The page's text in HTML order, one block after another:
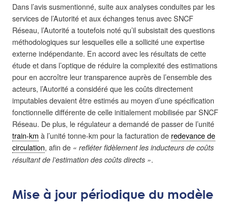
Dans l’avis susmentionné, suite aux analyses conduites par les
services de l’Autorité et aux échanges tenus avec SNCF
Réseau, l’Autorité a toutefois noté qu’il subsistait des questions
méthodologiques sur lesquelles elle a sollicité une expertise
externe indépendante. En accord avec les résultats de cette
étude et dans l’optique de réduire la complexité des estimations
pour en accroître leur transparence auprès de l’ensemble des
acteurs, l’Autorité a considéré que les coûts directement
imputables devaient être estimés au moyen d’une spécification
fonctionnelle différente de celle initialement mobilisée par SNCF
Réseau. De plus, le régulateur a demandé de passer de l’unité
train-km à l’unité tonne-km pour la facturation de redevance de
circulation, afin de « refléter fidèlement les inducteurs de coûts
résultant de l’estimation des coûts directs ».
Mise à jour périodique du modèle